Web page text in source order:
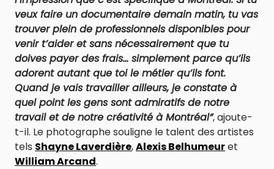
veux faire un documentaire demain matin, tu vas
trouver plein de professionnels disponibles pour
venir t’aider et sans nécessairement que tu
doives payer des frais… simplement parce qu’ils
adorent autant que toi le métier qu’ils font.
Quand je vais travailler ailleurs, je constate à
quel point les gens sont admiratifs de notre
travail et de notre créativité à Montréal”, ajoute-
t-il. Le photographe souligne le talent des artistes
tels Shayne Laverdière,Alexis Belhumeuret
William Arcand.